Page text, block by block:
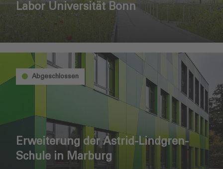
Labor Universität Bonn
Abgeschlossen
Erweiterung der Astrid-Lindgren-
Schule in Marburg